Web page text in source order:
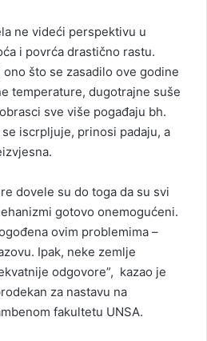
ne videći perspektivu u
i povrća drastično rastu.
što se zasadilo ove godine
temperature, dugotrajne suše
sve više pogađaju bh.
iscrpljuje, prinosi padaju, a
dovele su do toga da su svi
gotovo onemogućeni.
ovim problemima –
Ipak, neke zemlje
odgovore”, kazao je
za nastavu na
fakultetu UNSA.